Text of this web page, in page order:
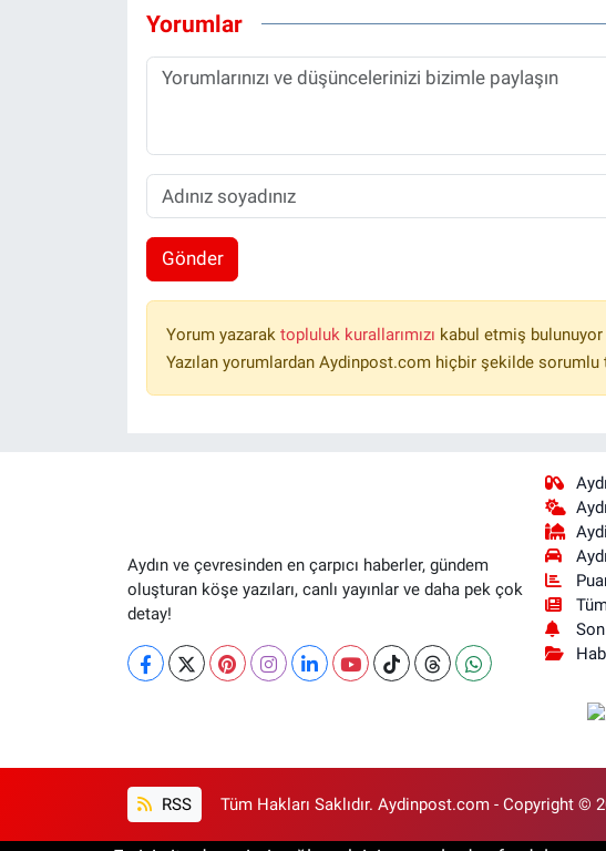
Yorumlar
Gönder
Yorum yazarak topluluk kurallarımızı kabul etmiş
Yazılan yorumlardan Aydinpost.com hiçbir şekilde sorumlu
Aydın ve çevresinden en çarpıcı haberler, gündem
oluşturan köşe yazıları, canlı yayınlar ve daha pek çok
detay!
RSS Tüm Hakları Saklıdır. Aydinpost.com - Copyright ©